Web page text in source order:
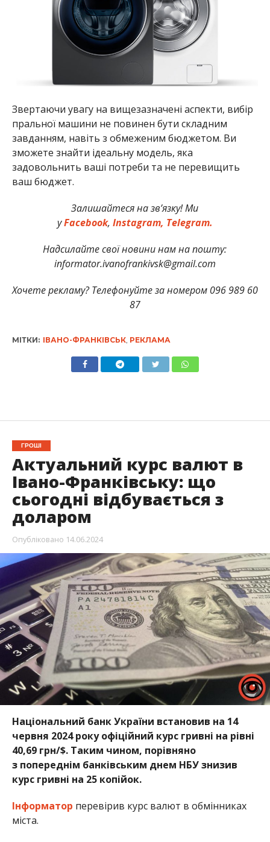
Звертаючи увагу на вищезазначені аспекти, вибір
пральної машини не повинен бути складним
завданням, навіть з обмеженим бюджетом. Ви
зможете знайти ідеальну модель, яка
задовольнить ваші потреби та не перевищить
ваш бюджет.
Залишайтеся на зв’язку! Ми
уFacebook, Instagram, Telegram.
Надсилайте свої новини нам на пошту:
informator.ivanofrankivsk@gmail.com
Хочете рекламу? Телефонуйте за номером 096 989 60
87
МІТКИ: ІВАНО-ФРАНКІВСЬК, РЕКЛАМА
ГРОШІ
Актуальний курс валют в
Івано-Франківську: що
сьогодні відбувається з
доларом
Опубліковано 14.06.2024
Національний банк України встановив на 14
червня 2024 року офіційний курс гривні на рівні
40,69 грн/$. Таким чином, порівняно
з попереднім банківським днем НБУ знизив
курс гривні на 25 копійок.
Інформатор перевірив курс валют в обмінниках
міста.